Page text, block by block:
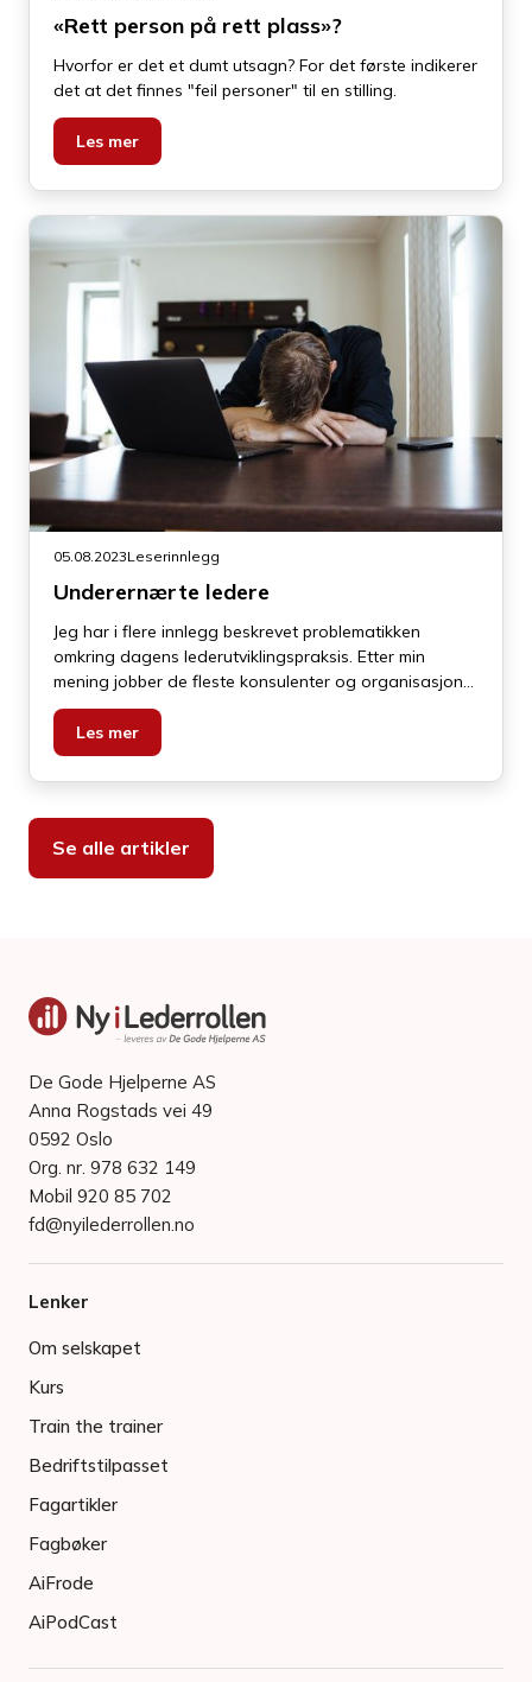
«Rett person på rett plass»?
Hvorfor er det et dumt utsagn? For det første indikerer
det at det finnes "feil personer" til en stilling.
Les mer
05.08.2023Leserinnlegg
Underernærte ledere
Jeg har i flere innlegg beskrevet problematikken
omkring dagens lederutviklingspraksis. Etter min
mening jobber de fleste konsulenter og organisasjoner
etter prinsippet omkring å reparere – og ikke etter å
preparere.
Les mer
Se alle artikler
De Gode Hjelperne AS
Anna Rogstads vei 49
0592 Oslo
Org. nr. 978 632 149
Mobil 920 85 702
fd@nyilederrollen.no
Lenker
Om selskapet
Kurs
Train the trainer
Bedriftstilpasset
Fagartikler
Fagbøker
AiFrode
AiPodCast